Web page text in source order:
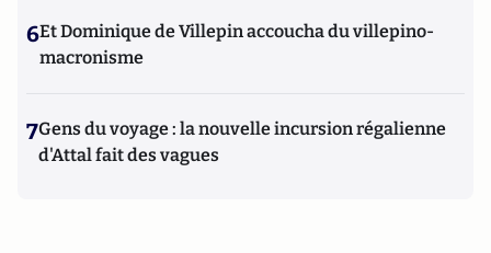
6Et Dominique de Villepin accoucha du villepino-
macronisme
7Gens du voyage : la nouvelle incursion régalienne
d'Attal fait des vagues